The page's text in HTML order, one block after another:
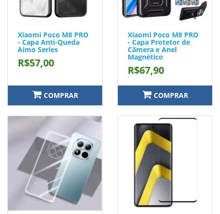
Xiaomi Poco M8 PRO
- Capa Anti-Queda
Aimo Series
R$57,00
COMPRAR
Xiaomi Poco M8 PRO
- Capa Protetor de
Câmera e Anel
Magnético
R$67,90
COMPRAR